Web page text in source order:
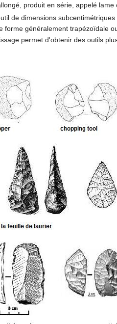
produit en série, appelé lame
de dimensions subcentimétriques
forme généralement trapézoïdale
permet d'obtenir des outils